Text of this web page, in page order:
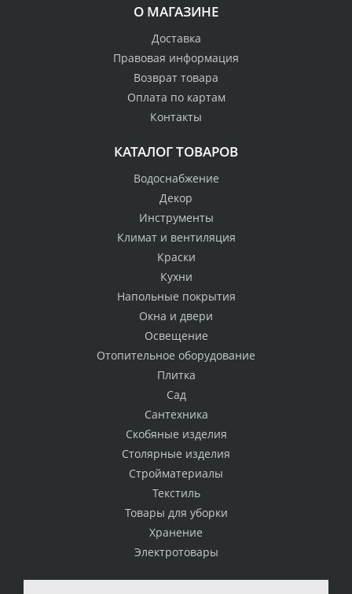
О МАГАЗИНЕ
Доставка
Правовая информация
Возврат товара
Оплата по картам
Контакты
КАТАЛОГ ТОВАРОВ
Водоснабжение
Декор
Инструменты
Климат и вентиляция
Краски
Кухни
Напольные покрытия
Окна и двери
Освещение
Отопительное оборудование
Плитка
Сад
Сантехника
Скобяные изделия
Столярные изделия
Стройматериалы
Текстиль
Товары для уборки
Хранение
Электротовары